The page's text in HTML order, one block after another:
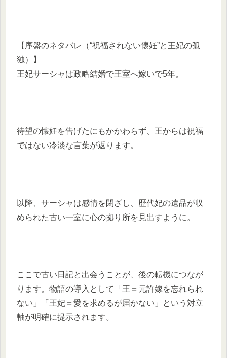
【序盤のネタバレ（“祝福されない懐妊”と王妃の孤
独）】
王妃サーシャは政略結婚で王室へ嫁いで5年。
待望の懐妊を告げたにもかかわらず、王からは祝福
ではない冷淡な言葉が返ります。
以降、サーシャは感情を閉ざし、歴代妃の遺品が収
められた古い一室に心の拠り所を見出すように。
ここで古い日記と出会うことが、後の転機につなが
ります。物語の導入として「王＝元許嫁を忘れられ
ない」「王妃＝愛を求めるが届かない」という対立
軸が明確に提示されます。